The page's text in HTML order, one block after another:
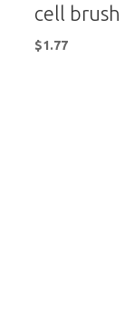
cell brush
$1.77